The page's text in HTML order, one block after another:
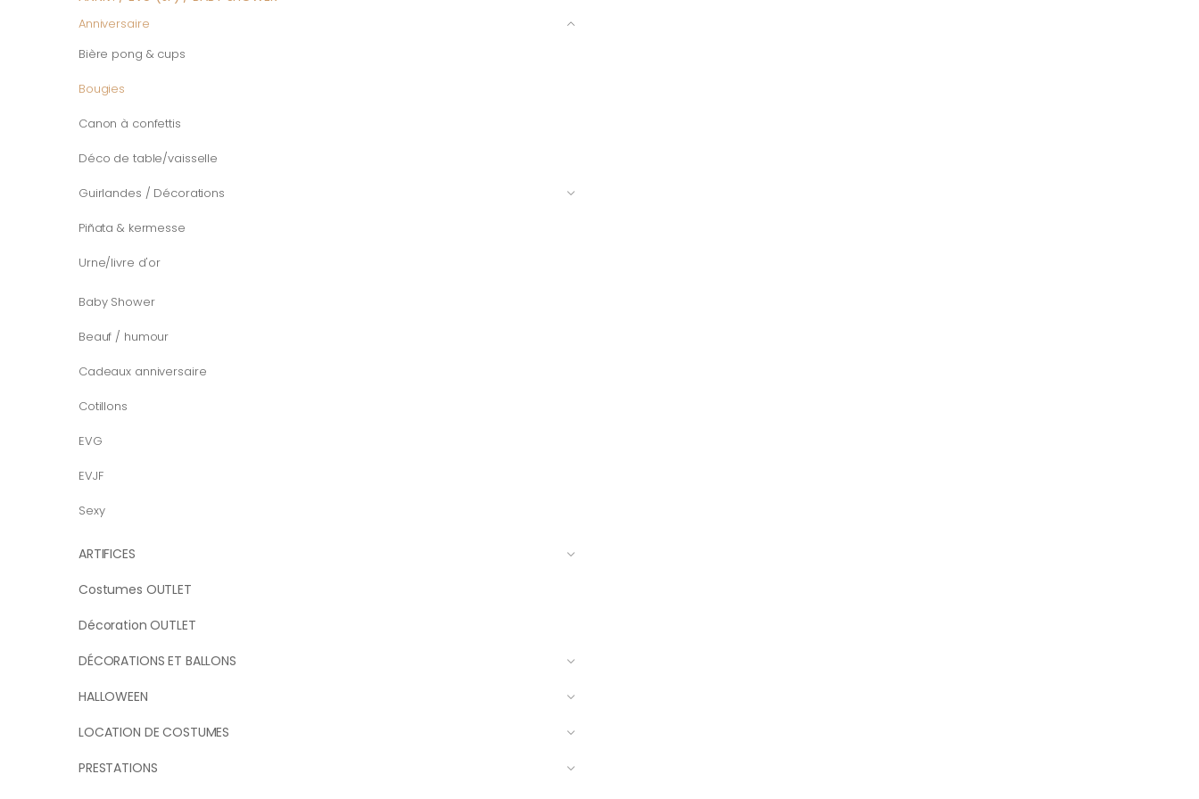
Anniversaire
Bière pong & cups
Bougies
Canon à confettis
Déco de table/vaisselle
Guirlandes / Décorations
Piñata & kermesse
Urne/livre d'or
Baby Shower
Beauf / humour
Cadeaux anniversaire
Cotillons
EVG
EVJF
Sexy
ARTIFICES
Costumes OUTLET
Décoration OUTLET
DÉCORATIONS ET BALLONS
HALLOWEEN
LOCATION DE COSTUMES
PRESTATIONS